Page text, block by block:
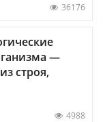
36176
—
строя,
4988